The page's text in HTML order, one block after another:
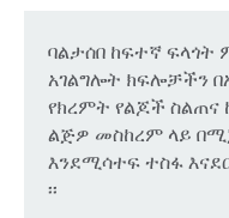
ባልታሰበ ከፍተኛ
አገልግሎት ክፍሎቻችን
የክረምት የልጆች ስልጠና
ልጅዎ መስከረም ላይ
እንደሚሳተፍ ተስፋ
፡፡